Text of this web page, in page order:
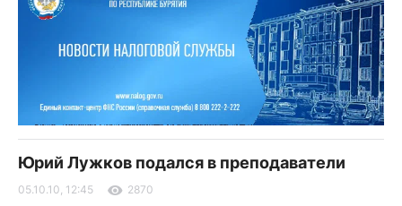
Юрий Лужков подался в преподаватели
05.10.10, 12:45 2870